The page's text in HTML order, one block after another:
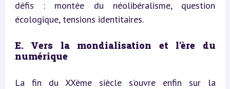
défis : montée du néolibéralisme, question
écologique, tensions identitaires.
E. Vers la mondialisation et l’ère du
numérique
La fin du XXème siècle s’ouvre enfin sur la